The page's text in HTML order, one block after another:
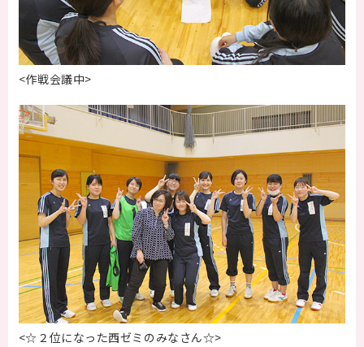
<作戦会議中>
<☆２位になった西ゼミのみなさん☆>